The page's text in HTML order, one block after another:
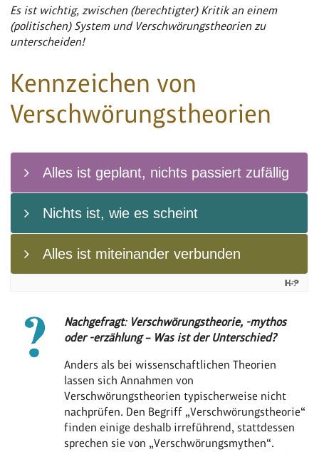
Es ist wichtig, zwischen (berechtigter) Kritik an einem
(politischen) System und Verschwörungstheorien zu
unterscheiden!
Kennzeichen von
Verschwörungstheorien
Nachgefragt: Verschwörungstheorie, -mythos
oder -erzählung – Was ist der Unterschied?
Anders als bei wissenschaftlichen Theorien
lassen sich Annahmen von
Verschwörungstheorien typischerweise nicht
nachprüfen. Den Begriff „Verschwörungstheorie“
finden einige deshalb irreführend, stattdessen
sprechen sie von „Verschwörungsmythen“.